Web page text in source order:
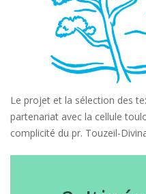
Le projet et la sélection des
partenariat avec la cellule
complicité du pr. Touzeil-